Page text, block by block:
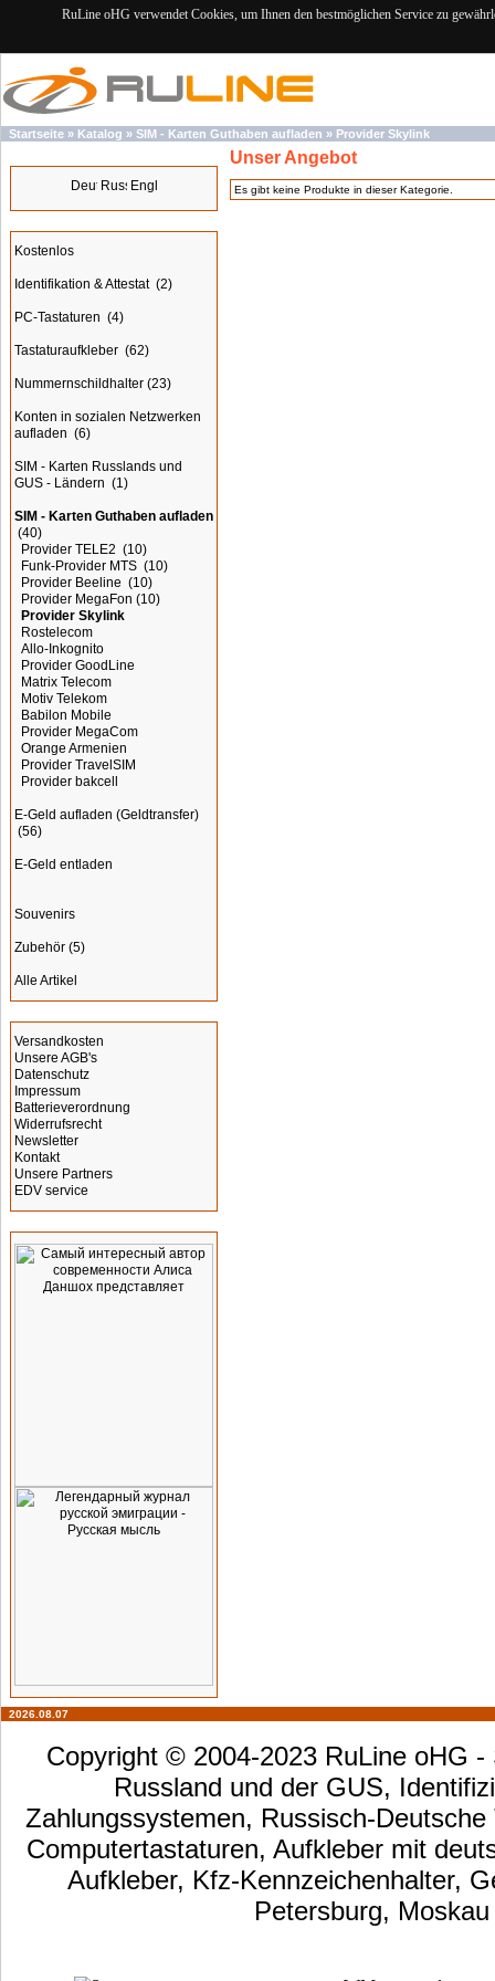
RuLine oHG verwendet Cookies, um Ihnen den bestmöglichen Service zu
Startseite » Katalog » SIM - Karten Guthaben aufladen » Provider Skylink
Kostenlos
Identifikation & Attestat (2)
PC-Tastaturen (4)
Tastaturaufkleber (62)
Nummernschildhalter (23)
Konten in sozialen Netzwerken
aufladen (6)
SIM - Karten Russlands und
GUS - Ländern (1)
SIM - Karten Guthaben aufladen
(40)
Provider TELE2 (10)
Funk-Provider MTS (10)
Provider Beeline (10)
Provider MegaFon (10)
Provider Skylink
Rostelecom
Allo-Inkognito
Provider GoodLine
Matrix Telecom
Motiv Telekom
Babilon Mobile
Provider MegaCom
Orange Armenien
Provider TravelSIM
Provider bakcell
E-Geld aufladen (Geldtransfer)
(56)
E-Geld entladen
Souvenirs
Zubehör (5)
Alle Artikel
Versandkosten
Unsere AGB's
Datenschutz
Impressum
Batterieverordnung
Widerrufsrecht
Newsletter
Kontakt
Unsere Partners
EDV service
Unser Angebot
Es gibt keine Produkte in dieser Kategorie.
2026.08.07
Copyright © 2004-2023 RuLine oHG
Russland und der GUS,
Zahlungssystemen, Russisch-
Computertastaturen, Aufkleber mit
Aufkleber, Kfz-Kennzeichenhalter,
Petersburg,